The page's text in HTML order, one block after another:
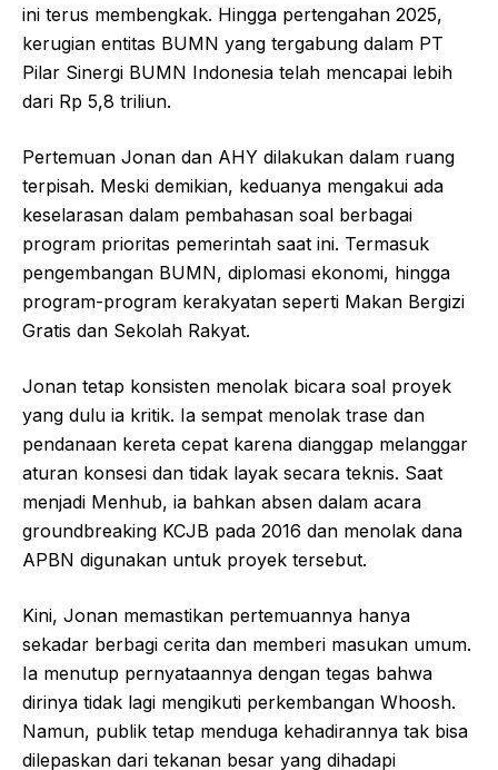
ini terus membengkak. Hingga pertengahan 2025,
kerugian entitas BUMN yang tergabung dalam PT
Pilar Sinergi BUMN Indonesia telah mencapai lebih
dari Rp 5,8 triliun.
Pertemuan Jonan dan AHY dilakukan dalam ruang
terpisah. Meski demikian, keduanya mengakui ada
keselarasan dalam pembahasan soal berbagai
program prioritas pemerintah saat ini. Termasuk
pengembangan BUMN, diplomasi ekonomi, hingga
program-program kerakyatan seperti Makan Bergizi
Gratis dan Sekolah Rakyat.
Jonan tetap konsisten menolak bicara soal proyek
yang dulu ia kritik. Ia sempat menolak trase dan
pendanaan kereta cepat karena dianggap melanggar
aturan konsesi dan tidak layak secara teknis. Saat
menjadi Menhub, ia bahkan absen dalam acara
groundbreaking KCJB pada 2016 dan menolak dana
APBN digunakan untuk proyek tersebut.
Kini, Jonan memastikan pertemuannya hanya
sekadar berbagi cerita dan memberi masukan umum.
Ia menutup pernyataannya dengan tegas bahwa
dirinya tidak lagi mengikuti perkembangan Whoosh.
Namun, publik tetap menduga kehadirannya tak bisa
dilepaskan dari tekanan besar yang dihadapi